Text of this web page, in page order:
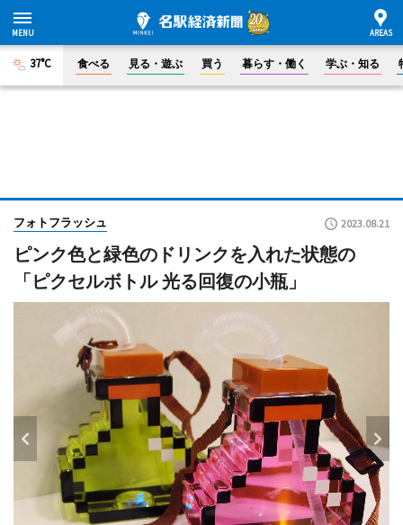
37°C 食べる 見る・遊ぶ 買う 暮らす・働く 学ぶ・知る
フォトフラッシュ 2023.08.21
ピンク色と緑色のドリンクを入れた状態の
「ピクセルボトル 光る回復の小瓶」